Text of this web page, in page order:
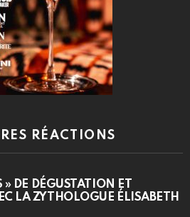
RÉACTIONS
» DE DÉGUSTATION ET
LA ZYTHOLOGUE ÉLISABETH